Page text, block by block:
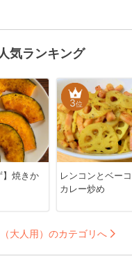
気ランキング
】焼きか
3位
レンコンとベー
カレー炒め
大人用）のカテゴリへ